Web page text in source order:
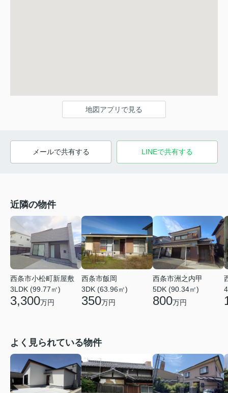
地図アプリで見る
メールで共有する LINEで共有する
近隣の物件
西条市小松町新屋敷
3LDK (99.77㎡)
3,300万円
西条市飯岡
3DK (63.96㎡)
350万円
西条市洲之内甲
5DK (90.34㎡)
800万円
よく見られている物件